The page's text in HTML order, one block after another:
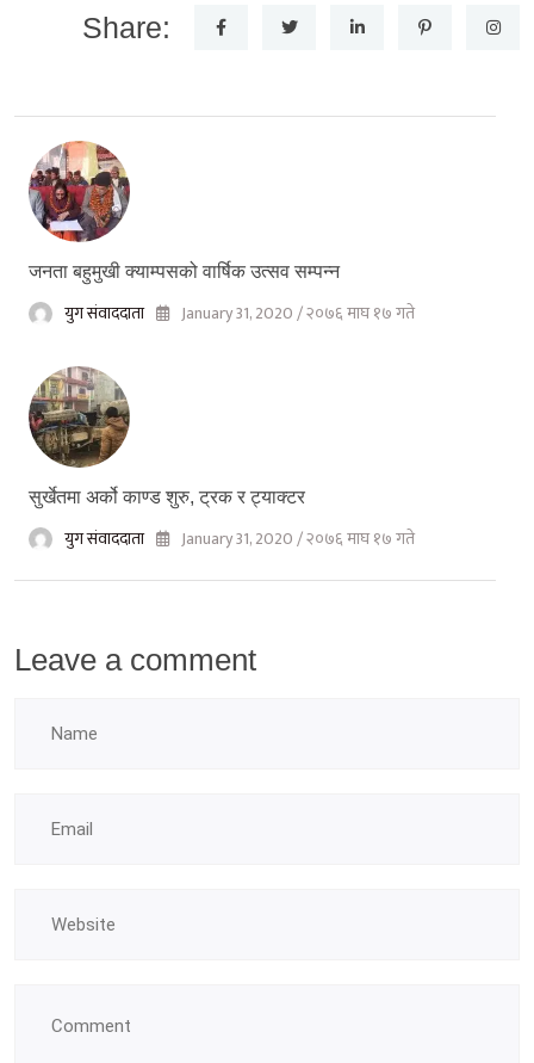
Share:
जनता बहुमुखी क्याम्पसको वार्षिक उत्सव सम्पन्न
युग संवाददाता January 31, 2020 / २०७६ माघ १७ गते
सुर्खेतमा अर्को काण्ड शुरु, ट्रक र ट्याक्टर
युग संवाददाता January 31, 2020 / २०७६ माघ १७ गते
Leave a comment